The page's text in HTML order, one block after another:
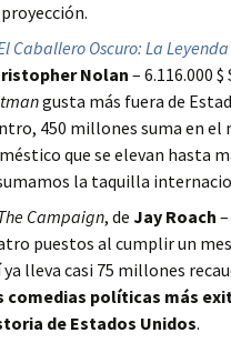
Caballero Oscuro: La
Nolan – 6.116.000
gusta más fuera de
450 millones suma en el
que se elevan hasta
la taquilla
Campaign, de Jay Roach
puestos al cumplir un
ya lleva casi 75 millones
comedias políticas más
de Estados Unidos.